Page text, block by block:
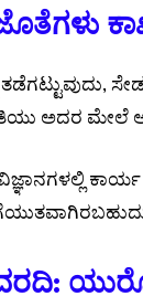
ಅದರ ಮೇಲೆ
ಕಾರ್ಯ